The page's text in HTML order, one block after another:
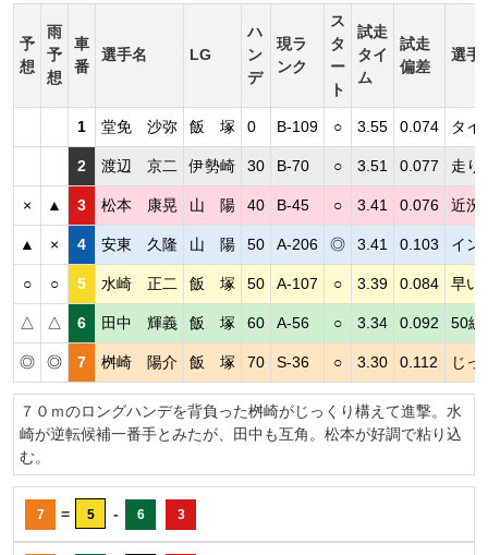
予
想
雨
予
想
車
番
選手名 LG
ハ
ン
デ
現ラ
ンク
ス
タ
ー
ト
試走
タイ
ム
試走
偏差
選手
1 堂免 沙弥 飯 塚 0 B-109 ○ 3.55 0.074 タイ
2 渡辺 京二 伊勢崎 30 B-70 ○ 3.51 0.077 走り
× ▲ 3 松本 康晃 山 陽 40 B-45 ○ 3.41 0.076 近況
▲ × 4 安東 久隆 山 陽 50 A-206 ◎ 3.41 0.103 イン
○ ○ 5 水崎 正二 飯 塚 50 A-107 ○ 3.39 0.084 早い
△ △ 6 田中 輝義 飯 塚 60 A-56 ○ 3.34 0.092 50線
◎ ◎ 7 桝崎 陽介 飯 塚 70 S-36 ○ 3.30 0.112 じっ
７０ｍのロングハンデを背負った桝崎がじっくり構えて進撃。水
崎が逆転候補一番手とみたが、田中も互角。松本が好調で粘り込
む。
7 = 5 - 6 3